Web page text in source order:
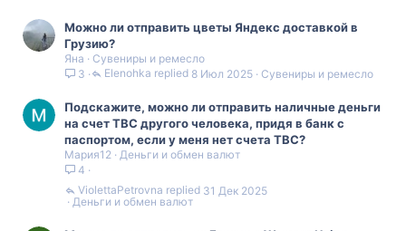
Можно ли отправить цветы Яндекс доставкой в
Грузию?
Яна
Сувениры и ремесло
3
Сувениры и ремесло
8 Июл 2025
Elenohka
Подскажите, можно ли отправить наличные деньги
на счет TBC другого человека, придя в банк с
паспортом, если у меня нет счета TBC?
Мария12
Деньги и обмен валют
4
Деньги и обмен валют
31 Дек 2025
ViolettaPetrovna